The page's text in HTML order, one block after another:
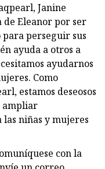
Janine
de Eleanor por ser
perseguir sus
ayuda a otros a
ayudarnos
Como
estamos deseosos
ampliar
niñas y mujeres
con la